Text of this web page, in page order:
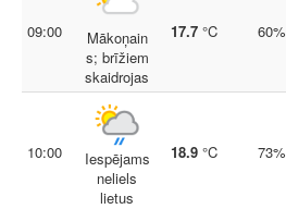
09:00
Mākoņain
s; brīžiem
skaidrojas
17.7 °C 60%
10:00
Iespējams
neliels
lietus
18.9 °C 73%